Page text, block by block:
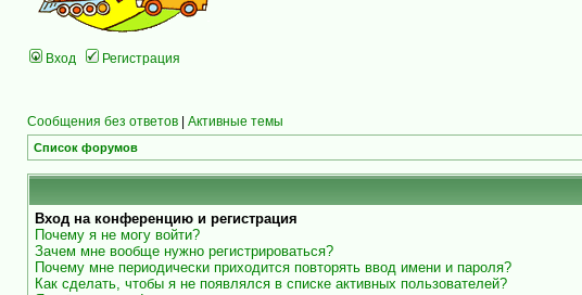
Вход Регистрация
Сообщения без ответов | Активные темы
Список форумов
Вход на конференцию и регистрация
Почему я не могу войти?
Зачем мне вообще нужно регистрироваться?
Почему мне периодически приходится повторять ввод имени и пароля?
Как сделать, чтобы я не появлялся в списке активных пользователей?